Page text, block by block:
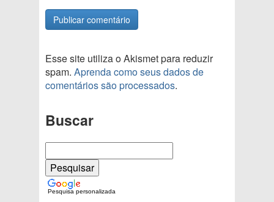
Esse site utiliza o Akismet para reduzir
spam. Aprenda como seus dados de
comentários são processados.
Buscar
Pesquisa personalizada